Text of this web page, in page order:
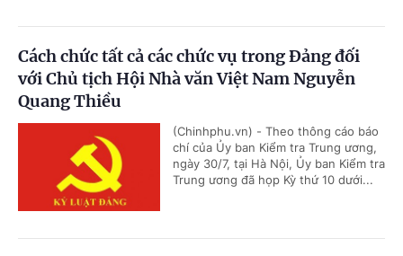
Cách chức tất cả các chức vụ trong Đảng đối
với Chủ tịch Hội Nhà văn Việt Nam Nguyễn
Quang Thiều
(Chinhphu.vn) - Theo thông cáo báo
chí của Ủy ban Kiểm tra Trung ương,
ngày 30/7, tại Hà Nội, Ủy ban Kiểm tra
Trung ương đã họp Kỳ thứ 10 dưới...